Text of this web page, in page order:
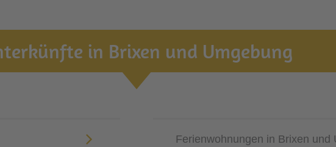
in Brixen und Umgebung
Ferienwohnungen in Brixen und